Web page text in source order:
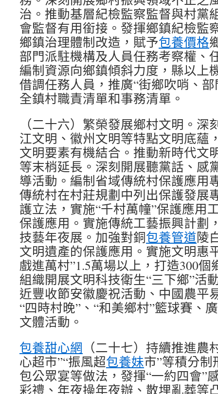
治。推動基層紀檢監察監督與村黨
會監督有用銜接。發揮鄉鎮紀檢監
鄉鎮治理體制改造，賦予包養價格
部門派駐機構及人員任務考察權、
編制資源向鄉鎮傾斜力度，縣以上
借調任務人員，推廣“街鄉吹哨、
全鎮村職責清單和事務清單。
（二十六）繁榮發展鄉村文明。深
江文明、徽州文明等特點文明底蘊
文明要素有機結合。推動新時代文
等末梢延長。深刻開展聽黨話、感
導活動。編制省域傳統村保護應用
傳統村在村莊規劃中列出保護發展
護立法，實施“千村萬幢”保護應用
保護應用。實施傳統工藝振興計劃
技藝年夜展。加強對銅包養管道陵
文明遺產的保護應用。實施文明惠
戲進萬村”1.5萬場以上，打造300
組織開展文明科技衛生“三下鄉”活
近豐收節安徽慶祝活動、中國農平
“四時村晚”、“和美鄉村”籃球賽、
文體活動。
包養甜心網 （二十七）持續推進
心超市”“振風超包養妹市”等積分
包公眾宴等做法，發揮“一約四會”
彩禮、年夜操年夜辦、散埋亂葬等